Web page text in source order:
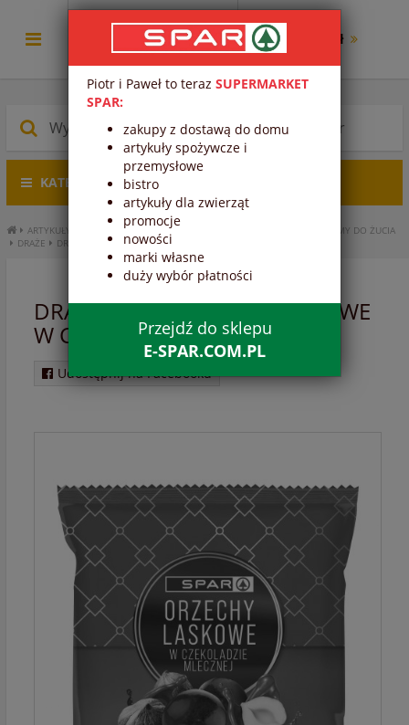
0.00 zł
KATEGORIE PRODUKTÓW
ARTYKUŁY SPOŻYWCZE SŁODYCZE I PRZEKĄSKI
CUKIERKI, DRAŻE, GUMY DO ŻUCIA
DRAŻE
DRAŻE SPAR ORZESZKI LASKOWE W CZEKOLADZIE
DRAŻE SPAR ORZESZKI LASKOWE
W CZEKOLADZIE
Udostępnij na Facebooku
Piotr i Paweł to teraz SUPERMARKET
SPAR:
zakupy z dostawą do domu
artykuły spożywcze i
przemysłowe
bistro
artykuły dla zwierząt
promocje
nowości
marki własne
duży wybór płatności
Przejdź do sklepu
E-SPAR.COM.PL